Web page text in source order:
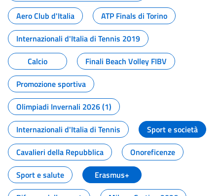
Aero Club d'Italia
ATP Finals di Torino
Internazionali d'Italia di Tennis 2019
Calcio
Finali Beach Volley FIBV
Promozione sportiva
Olimpiadi Invernali 2026 (1)
Internazionali d'Italia di Tennis
Sport e società
Cavalieri della Repubblica
Onoreficenze
Sport e salute
Erasmus+